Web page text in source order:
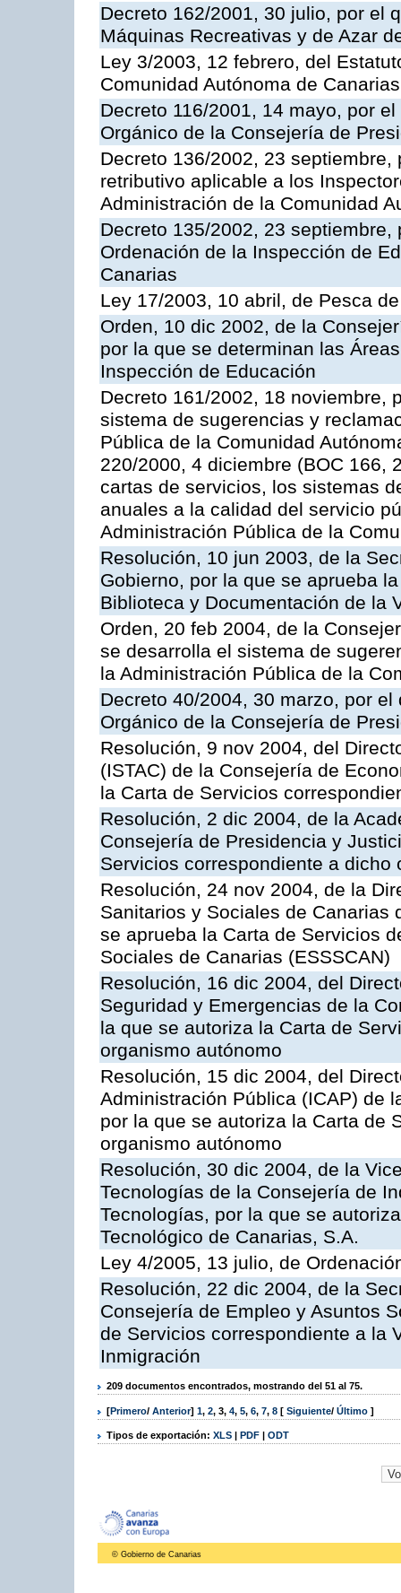
Decreto 162/2001, 30 julio, por el
Máquinas Recreativas y de Azar
Ley 3/2003, 12 febrero, del
Comunidad Autónoma de Canarias
Decreto 116/2001, 14 mayo, por
Orgánico de la Consejería de
Decreto 136/2002, 23
retributivo aplicable a los
Administración de la Comunidad
Decreto 135/2002, 23
Ordenación de la Inspección de
Canarias
Ley 17/2003, 10 abril, de Pesca
Orden, 10 dic 2002, de la
por la que se determinan las
Inspección de Educación
Decreto 161/2002, 18 noviembre,
sistema de sugerencias y
Pública de la Comunidad
220/2000, 4 diciembre (BOC 166,
cartas de servicios, los sistemas
anuales a la calidad del servicio
Administración Pública de la
Resolución, 10 jun 2003, de la
Gobierno, por la que se aprueba
Biblioteca y Documentación de la
Orden, 20 feb 2004, de la
se desarrolla el sistema de
la Administración Pública de la
Decreto 40/2004, 30 marzo, por
Orgánico de la Consejería de
Resolución, 9 nov 2004, del
(ISTAC) de la Consejería de
la Carta de Servicios
Resolución, 2 dic 2004, de la
Consejería de Presidencia y
Servicios correspondiente a dicho
Resolución, 24 nov 2004, de la
Sanitarios y Sociales de Canarias
se aprueba la Carta de Servicios
Sociales de Canarias (ESSSCAN)
Resolución, 16 dic 2004, del
Seguridad y Emergencias de la
la que se autoriza la Carta de
organismo autónomo
Resolución, 15 dic 2004, del
Administración Pública (ICAP) de
por la que se autoriza la Carta de
organismo autónomo
Resolución, 30 dic 2004, de la
Tecnologías de la Consejería de
Tecnologías, por la que se
Tecnológico de Canarias, S.A.
Ley 4/2005, 13 julio, de
Resolución, 22 dic 2004, de la
Consejería de Empleo y Asuntos
de Servicios correspondiente a la
Inmigración
209 documentos encontrados, mostrando del 51 al 75.
[Primero/ Anterior] 1, 2, 3, 4, 5, 6, 7, 8 [ Siguiente/ Último ]
Tipos de exportación: XLS | PDF | ODT
© Gobierno de Canarias